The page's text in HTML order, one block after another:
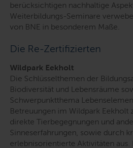
berücksichtigen nachhaltige
Weiterbildungs-Seminare
von BNE in besonderem Maße.
Die Re-Zertifizierten
Wildpark Eekholt
Die Schlüsselthemen der
Biodiversität und Lebensräume
Schwerpunktthema
Betreuungen im Wildpark Eekholt
direkte Tierbegegnungen und
Sinneserfahrungen, sowie durch
erlebnisorientierte Aktivitäten aus.